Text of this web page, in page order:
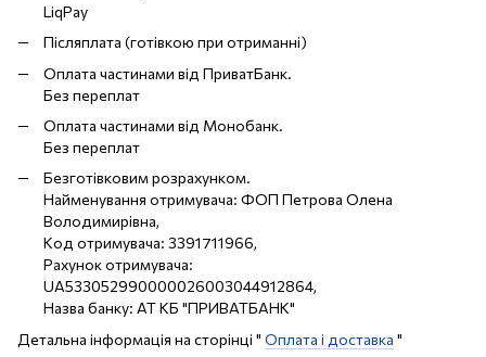
LiqPay
Післяплата (готівкою при отриманні)
Оплата частинами від ПриватБанк.
Без переплат
Оплата частинами від Монобанк.
Без переплат
Безготівковим розрахунком.
Найменування отримувача: ФОП Петрова Олена
Володимирівна,
Код отримувача: 3391711966,
Рахунок отримувача:
UA533052990000026003044912864,
Назва банку: АТ КБ "ПРИВАТБАНК"
Детальна інформація на сторінці " Оплата і доставка "